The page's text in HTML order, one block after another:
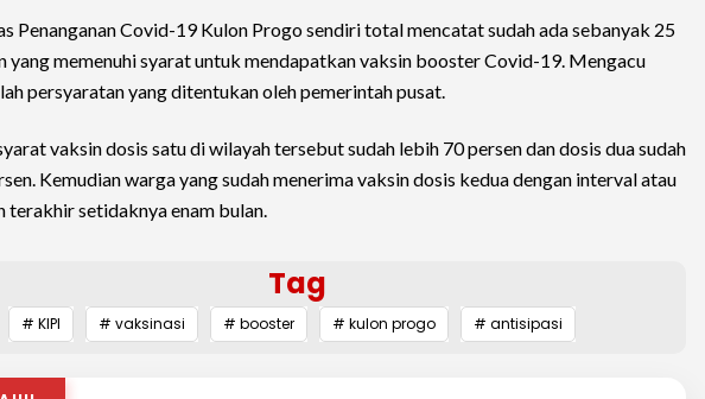
Penanganan Covid-19 Kulon Progo sendiri total mencatat sudah ada sebanyak 25
yang memenuhi syarat untuk mendapatkan vaksin booster Covid-19. Mengacu
persyaratan yang ditentukan oleh pemerintah pusat.
vaksin dosis satu di wilayah tersebut sudah lebih 70 persen dan dosis dua sudah
Kemudian warga yang sudah menerima vaksin dosis kedua dengan interval atau
terakhir setidaknya enam bulan.
Tag
# KIPI # vaksinasi # booster # kulon progo # antisipasi